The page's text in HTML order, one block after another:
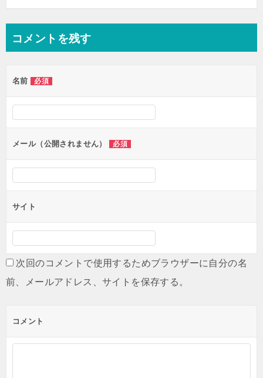
コメントを残す
名前 必須
メール（公開されません） 必須
サイト
次回のコメントで使用するためブラウザーに自分の名
前、メールアドレス、サイトを保存する。
コメント